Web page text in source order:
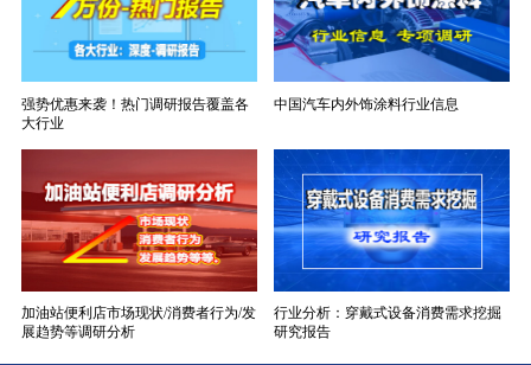
强势优惠来袭！热门调研报告覆盖各
大行业
中国汽车内外饰涂料行业信息
加油站便利店市场现状/消费者行为/发
展趋势等调研分析
行业分析：穿戴式设备消费需求挖掘
研究报告